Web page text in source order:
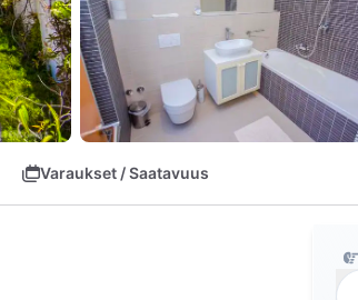
Varaukset / Saatavuus